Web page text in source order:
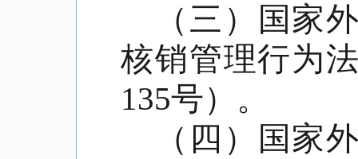
（三）国家
核销管理行为
135号）。
（四）国家